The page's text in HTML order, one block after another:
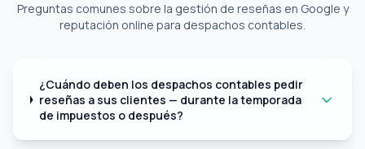
Preguntas comunes sobre la gestión de reseñas en Google y
reputación online para despachos contables.
¿Cuándo deben los despachos contables pedir
reseñas a sus clientes — durante la temporada
de impuestos o después?